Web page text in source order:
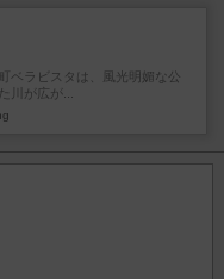
ベラビスタは、風光明媚な公
川が広が...